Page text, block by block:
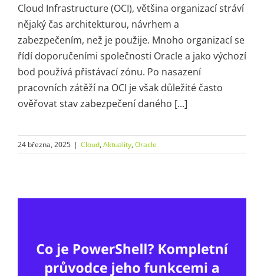
Cloud Infrastructure (OCI), většina organizací stráví
nějaký čas architekturou, návrhem a
zabezpečením, než je použije. Mnoho organizací se
řídí doporučeními společnosti Oracle a jako výchozí
bod používá přistávací zónu. Po nasazení
pracovních zátěží na OCI je však důležité často
ověřovat stav zabezpečení daného [...]
24 března, 2025 | Cloud, Aktuality, Oracle